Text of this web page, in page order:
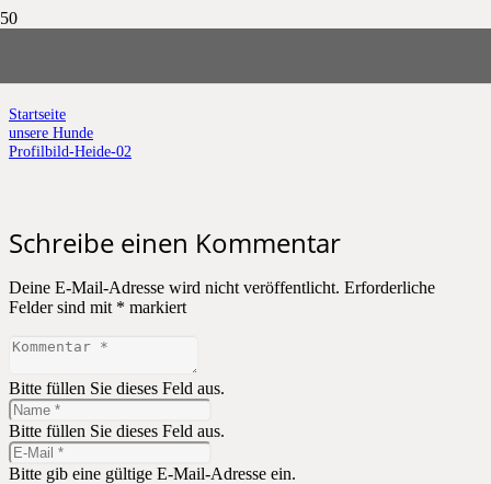
Startseite
unsere Hunde
Profilbild-Heide-02
Schreibe einen Kommentar
Deine E-Mail-Adresse wird nicht veröffentlicht. Erforderliche
Felder sind mit * markiert
Bitte füllen Sie dieses Feld aus.
Bitte füllen Sie dieses Feld aus.
Bitte gib eine gültige E-Mail-Adresse ein.